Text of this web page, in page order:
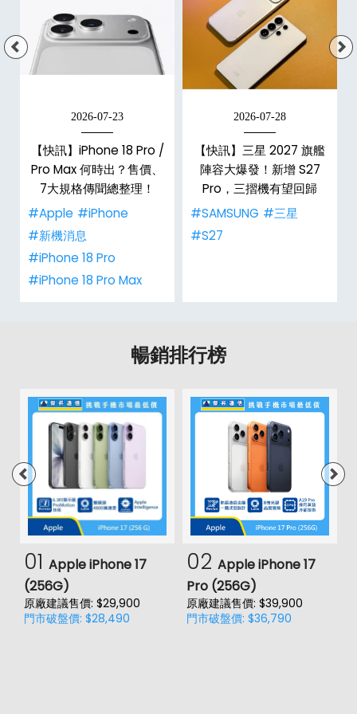
2026-07-23
【快訊】iPhone 18 Pro /
Pro Max 何時出？售價、
7大規格傳聞總整理！
#Apple #iPhone
#新機消息
#iPhone 18 Pro
#iPhone 18 Pro Max
2026-07-28
【快訊】三星 2027 旗艦
陣容大爆發！新增 S27
Pro，三摺機有望回歸
#SAMSUNG #三星
#S27
暢銷排行榜
01 Apple iPhone 17
(256G)
原廠建議售價: $29,900
門市破盤價: $28,490
02 Apple iPhone 17
Pro (256G)
原廠建議售價: $39,900
門市破盤價: $36,790